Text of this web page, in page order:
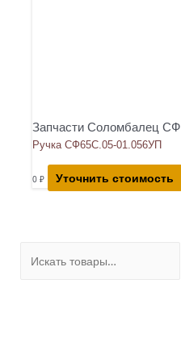
Запчасти Соломбалец СФ
Ручка СФ65С.05-01.056УП
0 ₽ Уточнить стоимость